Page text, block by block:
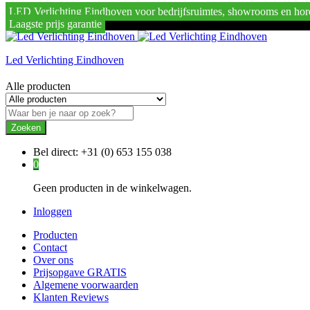
LED Verlichting Eindhoven voor bedrijfsruimtes, showrooms en
Laagste prijs garantie
Led Verlichting Eindhoven
Alle producten
Zoeken
Bel direct: +31 (0) 653 155 038
0
Geen producten in de winkelwagen.
Inloggen
Producten
Contact
Over ons
Prijsopgave GRATIS
Algemene voorwaarden
Klanten Reviews